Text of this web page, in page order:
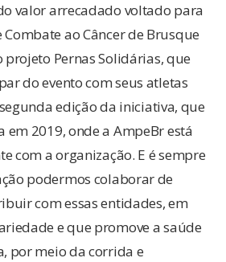
valor arrecadado voltado para
Combate ao Câncer de Brusque
projeto Pernas Solidárias, que
do evento com seus atletas
edição da iniciativa, que
em 2019, onde a AmpeBr está
com a organização. E é sempre
podermos colaborar de
com essas entidades, em
e que promove a saúde
por meio da corrida e